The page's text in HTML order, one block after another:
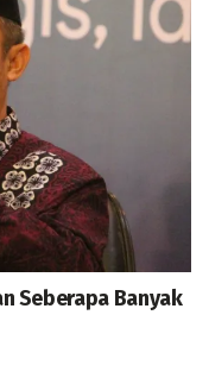
Seberapa Banyak